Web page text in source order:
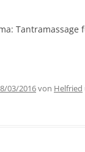
Tantramassage
03/2016von Helfried